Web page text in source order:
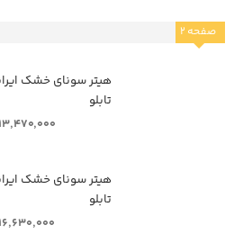
صفحه ۲
تابلو
۱۳,۴۷۰,۰۰۰
تابلو
۱۶,۶۳۰,۰۰۰